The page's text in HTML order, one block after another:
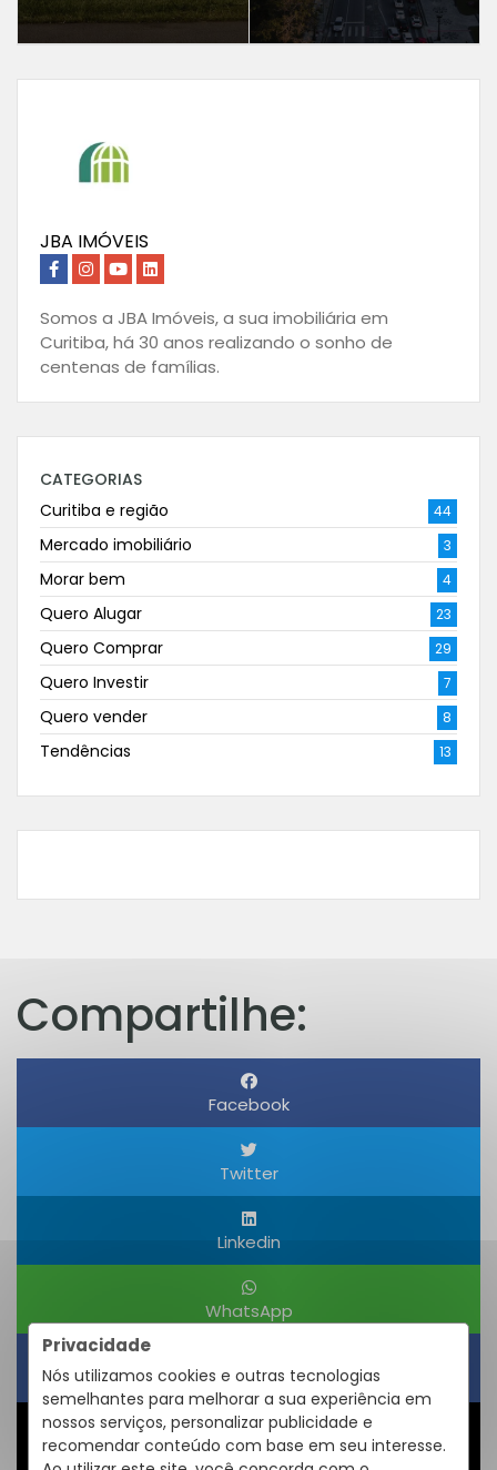
Privacidade
Nós utilizamos cookies e outras tecnologias
semelhantes para melhorar a sua experiência em
nossos serviços, personalizar publicidade e
recomendar conteúdo com base em seu interesse.
JBA IMÓVEIS
Somos a JBA Imóveis, a sua imobiliária em
Curitiba, há 30 anos realizando o sonho de
centenas de famílias.
CATEGORIAS
Curitiba e região
44
Mercado imobiliário 3
Morar bem 4
Quero Alugar 23
Quero Comprar 29
Quero Investir 7
Quero vender 8
Tendências 13
Compartilhe:
Facebook
Twitter
Linkedin
WhatsApp
Obter um Link
Compartilhar